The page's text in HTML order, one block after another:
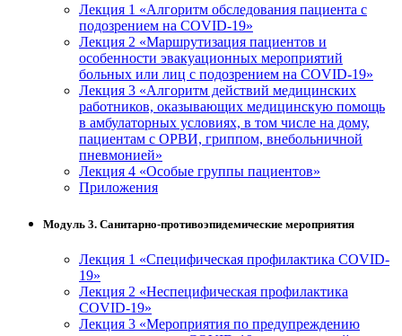
Лекция 1 «Алгоритм обследования пациента с
подозрением на COVID-19»
Лекция 2 «Маршрутизация пациентов и
особенности эвакуационных мероприятий
больных или лиц с подозрением на COVID-19»
Лекция 3 «Алгоритм действий медицинских
работников, оказывающих медицинскую помощь
в амбулаторных условиях, в том числе на дому,
пациентам с ОРВИ, гриппом, внебольничной
пневмонией»
Лекция 4 «Особые группы пациентов»
Приложения
Модуль 3. Санитарно-противоэпидемические мероприятия
Лекция 1 «Специфическая профилактика COVID-
19»
Лекция 2 «Неспецифическая профилактика
COVID-19»
Лекция 3 «Мероприятия по предупреждению